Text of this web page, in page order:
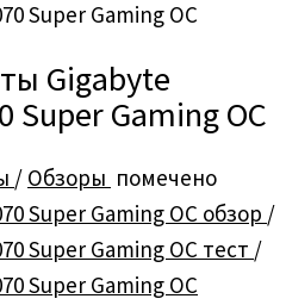
Super Gaming OC
Gigabyte
Super Gaming OC
/ Обзоры помечено
Super Gaming OC обзор /
Super Gaming OC тест /
Super Gaming OC